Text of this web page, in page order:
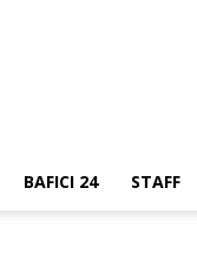
BAFICI 24 STAFF